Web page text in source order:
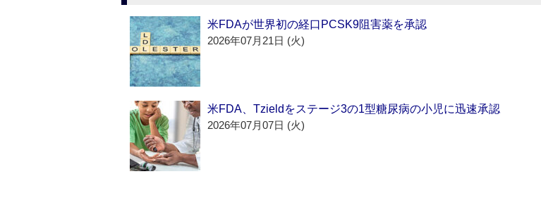
米FDAが世界初の経口PCSK9阻害薬を承認
2026年07月21日 (火)
米FDA、Tzieldをステージ3の1型糖尿病の小児に迅速承認
2026年07月07日 (火)